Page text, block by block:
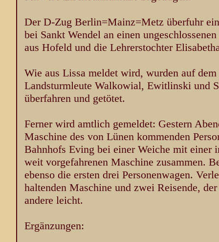
Der D-Zug Berlin=Mainz=Metz überfuhr
bei Sankt Wendel an einen
aus Hofeld und die Lehrerstochter
Wie aus Lissa meldet wird, wurden auf
Landsturmleute Walkowial, Ewitlinski und
überfahren und getötet.
Ferner wird amtlich gemeldet: Gestern
Maschine des von Lünen kommenden
Bahnhofs Eving bei einer Weiche mit einer
weit vorgefahrenen Maschine zusammen.
ebenso die ersten drei Personenwagen.
haltenden Maschine und zwei Reisende,
andere leicht.
Ergänzungen: